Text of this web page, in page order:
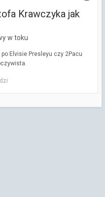
Krawczyka jak
w toku
Elvisie Presleyu czy 2Pacu